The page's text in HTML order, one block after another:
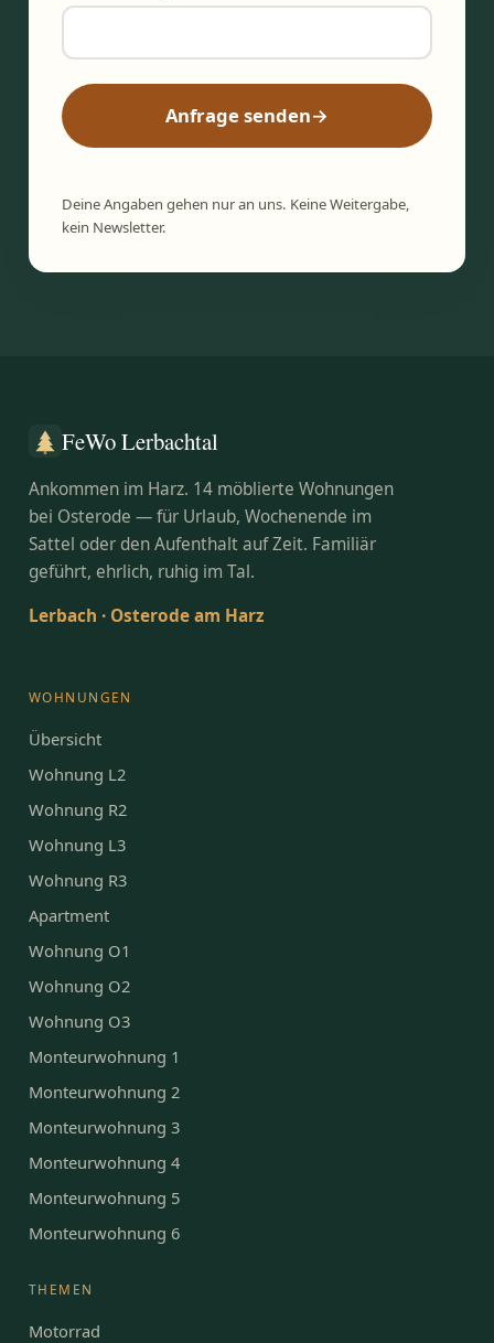
Anfrage senden→
Deine Angaben gehen nur an uns. Keine Weitergabe,
kein Newsletter.
FeWo Lerbachtal
Ankommen im Harz. 14 möblierte Wohnungen
bei Osterode — für Urlaub, Wochenende im
Sattel oder den Aufenthalt auf Zeit. Familiär
geführt, ehrlich, ruhig im Tal.
Lerbach · Osterode am Harz
WOHNUNGEN
Übersicht
Wohnung L2
Wohnung R2
Wohnung L3
Wohnung R3
Apartment
Wohnung O1
Wohnung O2
Wohnung O3
Monteurwohnung 1
Monteurwohnung 2
Monteurwohnung 3
Monteurwohnung 4
Monteurwohnung 5
Monteurwohnung 6
THEMEN
Motorrad